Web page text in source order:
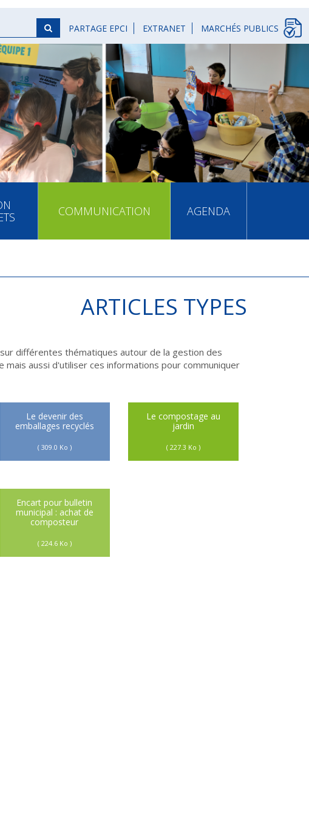
PARTAGE EPCI EXTRANET MARCHÉS PUBLICS
COMMUNICATION AGENDA
ARTICLES TYPES
différentes thématiques autour de la gestion des
mais aussi d'utiliser ces informations pour communiquer
Le devenir des
emballages recyclés
( 309.0 Ko )
Le compostage au
jardin
( 227.3 Ko )
Encart pour bulletin
municipal : achat de
composteur
( 224.6 Ko )